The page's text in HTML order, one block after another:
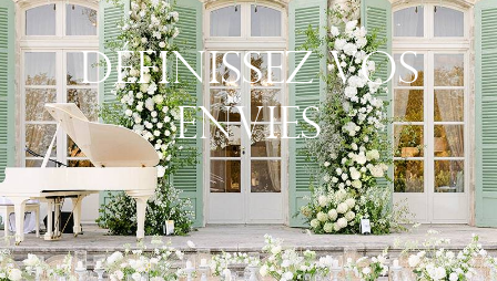
Définissez Vos
Envies